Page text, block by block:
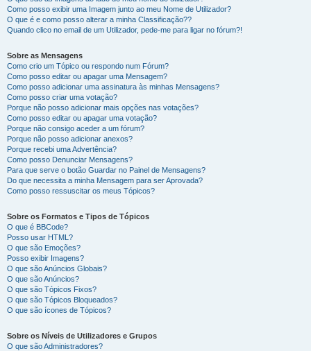
Como posso exibir uma Imagem junto ao meu Nome de Utilizador?
O que é e como posso alterar a minha Classificação??
Quando clico no email de um Utilizador, pede-me para ligar no fórum?!
Sobre as Mensagens
Como crio um Tópico ou respondo num Fórum?
Como posso editar ou apagar uma Mensagem?
Como posso adicionar uma assinatura às minhas Mensagens?
Como posso criar uma votação?
Porque não posso adicionar mais opções nas votações?
Como posso editar ou apagar uma votação?
Porque não consigo aceder a um fórum?
Porque não posso adicionar anexos?
Porque recebi uma Advertência?
Como posso Denunciar Mensagens?
Para que serve o botão Guardar no Painel de Mensagens?
Do que necessita a minha Mensagem para ser Aprovada?
Como posso ressuscitar os meus Tópicos?
Sobre os Formatos e Tipos de Tópicos
O que é BBCode?
Posso usar HTML?
O que são Emoções?
Posso exibir Imagens?
O que são Anúncios Globais?
O que são Anúncios?
O que são Tópicos Fixos?
O que são Tópicos Bloqueados?
O que são ícones de Tópicos?
Sobre os Níveis de Utilizadores e Grupos
O que são Administradores?